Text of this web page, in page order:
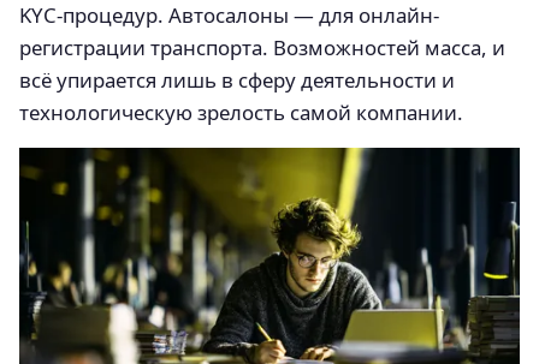
KYC-процедур. Автосалоны — для онлайн-
регистрации транспорта. Возможностей масса, и
всё упирается лишь в сферу деятельности и
технологическую зрелость самой компании.